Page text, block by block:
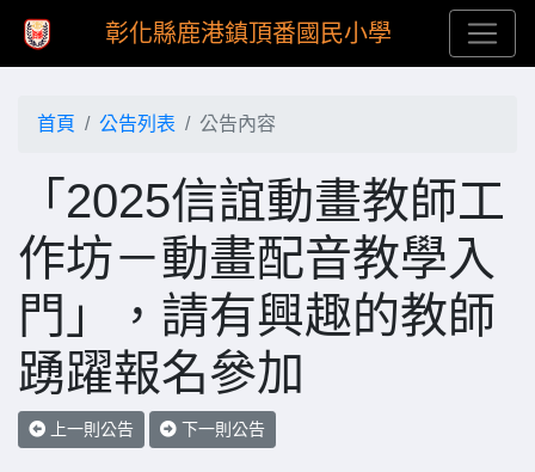
彰化縣鹿港鎮頂番國民小學
首頁 公告列表 公告內容
「2025信誼動畫教師工
作坊－動畫配音教學入
門」，請有興趣的教師
踴躍報名參加
上一則公告 下一則公告